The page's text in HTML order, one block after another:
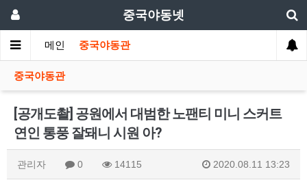
중국야동넷
메인 중국야동관
중국야동관
[공개도촬] 공원에서 대범한 노팬티 미니 스커트
연인 통풍 잘돼니 시원 아?
관리자 0 14115 2020.08.11 13:23